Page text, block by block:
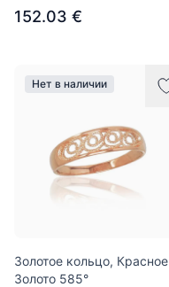
152.03 €
Нет в наличии
Золотое кольцо, Красное
Золото 585°